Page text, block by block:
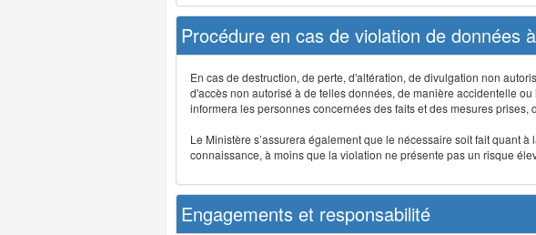
Procédure en cas de violation de données
En cas de destruction, de perte, d'altération, de divulgation non
d'accès non autorisé à de telles données, de manière accidentelle
informera les personnes concernées des faits et des mesures prises,
Le Ministère s’assurera également que le nécessaire soit fait quant
connaissance, à moins que la violation ne présente pas un risque
Engagements et responsabilité